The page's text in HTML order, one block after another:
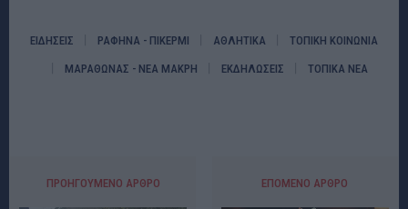
ΕΙΔΗΣΕΙΣ ΡΑΦΗΝΑ - ΠΙΚΕΡΜΙ ΑΘΛΗΤΙΚΑ ΤΟΠΙΚΗ ΚΟΙΝΩΝΙΑ
ΜΑΡΑΘΩΝΑΣ - ΝΕΑ ΜΑΚΡΗ ΕΚΔΗΛΩΣΕΙΣ ΤΟΠΙΚΑ ΝΕΑ
ΠΡΟΗΓΟΎΜΕΝΟ ΆΡΘΡΟ ΕΠΌΜΕΝΟ ΆΡΘΡΟ